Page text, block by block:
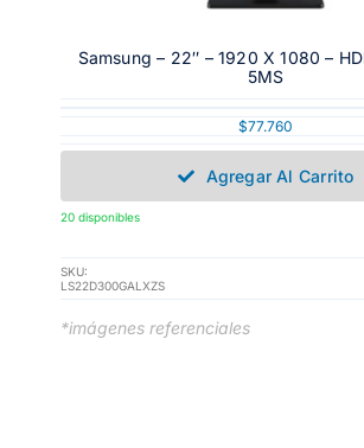
Samsung – 22″ – 1920 X 1080 –
5MS
$77.760
Agregar Al Carrito
20 disponibles
SKU:
LS22D300GALXZS
*imágenes referenciales